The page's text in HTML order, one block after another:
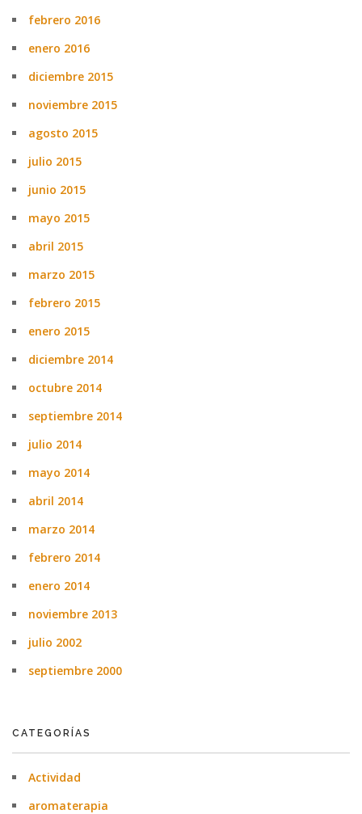
febrero 2016
enero 2016
diciembre 2015
noviembre 2015
agosto 2015
julio 2015
junio 2015
mayo 2015
abril 2015
marzo 2015
febrero 2015
enero 2015
diciembre 2014
octubre 2014
septiembre 2014
julio 2014
mayo 2014
abril 2014
marzo 2014
febrero 2014
enero 2014
noviembre 2013
julio 2002
septiembre 2000
CATEGORÍAS
Actividad
aromaterapia